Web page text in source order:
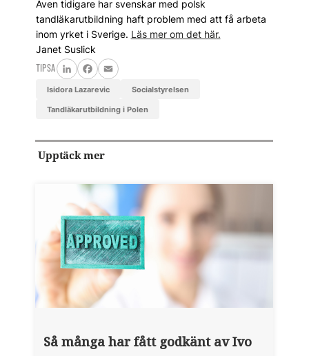
Även tidigare har svenskar med polsk
tandläkarutbildning haft problem med att få arbeta
inom yrket i Sverige. Läs mer om det här.
Janet Suslick
TIPSA
LinkedInFacebook
Email
Isidora Lazarevic Socialstyrelsen
tandläkarutbildning i Polen
Upptäck mer
Så många har fått godkänt av Ivo